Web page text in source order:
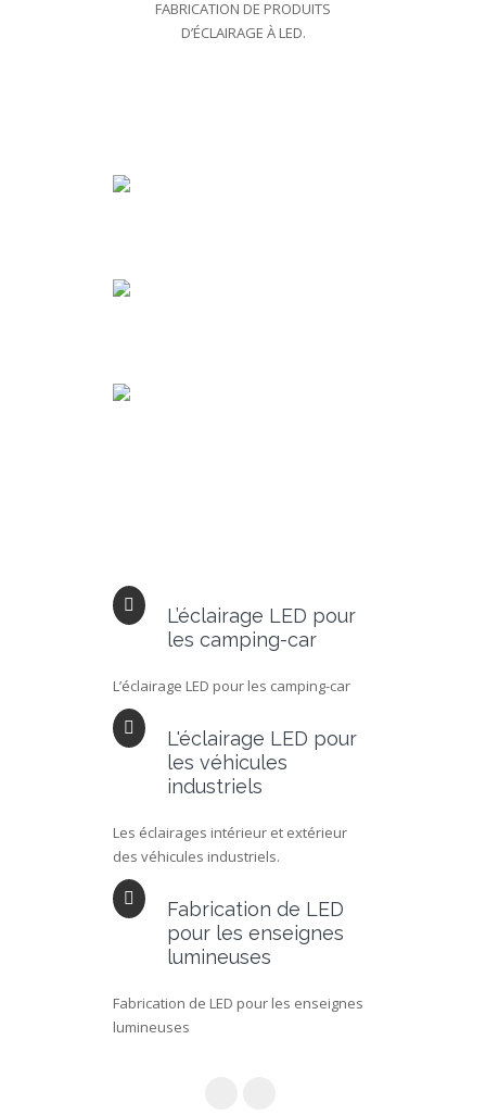
FABRICATION DE PRODUITS
D’ÉCLAIRAGE À LED.
L’éclairage LED pour
les camping-car
L’éclairage LED pour les camping-car
L'éclairage LED pour
les véhicules
industriels
Les éclairages intérieur et extérieur
des véhicules industriels.
Fabrication de LED
pour les enseignes
lumineuses
Fabrication de LED pour les enseignes
lumineuses